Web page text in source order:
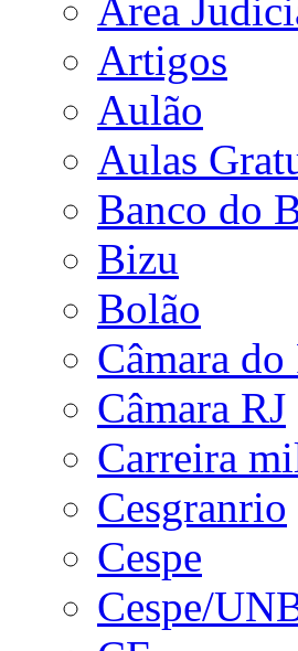
Área
Artigos
Aulão
Aulas
Banco do
Bizu
Bolão
Câmara
Câmara RJ
Carreira
Cesgranrio
Cespe
Cespe/